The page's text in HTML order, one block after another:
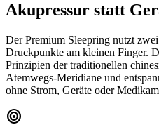
Akupressur statt
Der Premium Sleepring nutzt
Druckpunkte am kleinen Finger.
Prinzipien der traditionellen
Atemwegs-Meridiane und
ohne Strom, Geräte oder
target